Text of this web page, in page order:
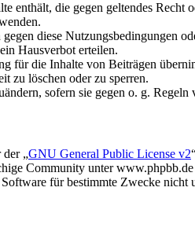
enthält, die gegen geltendes
diese
Hausverbot erteilen.
für die Inhalte von Beiträgen
zu löschen oder zu sperren.
sofern sie gegen o. g.
der „GNU General Public License v2
Community unter
für bestimmte Zwecke nicht